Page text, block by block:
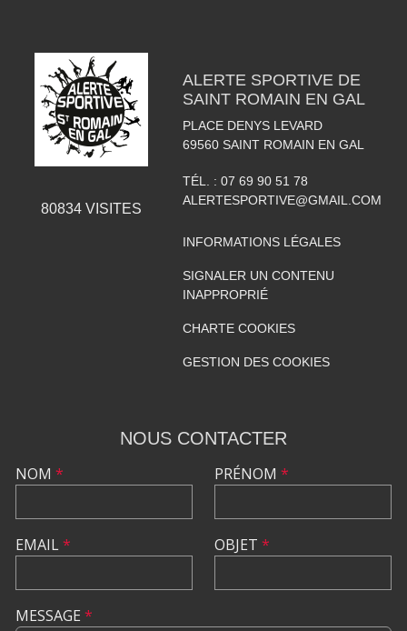
80834VISITES
ALERTE SPORTIVE DE
SAINT ROMAIN EN GAL
PLACE DENYS LEVARD
69560 SAINT ROMAIN EN GAL
TÉL. : 07 69 90 51 78
ALERTESPORTIVE@GMAIL.COM
INFORMATIONS LÉGALES
SIGNALER UN CONTENU
INAPPROPRIÉ
CHARTE COOKIES
GESTION DES COOKIES
NOUS CONTACTER
NOM *
EMAIL*
PRÉNOM *
OBJET *
MESSAGE *